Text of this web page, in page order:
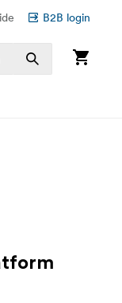
B2B login